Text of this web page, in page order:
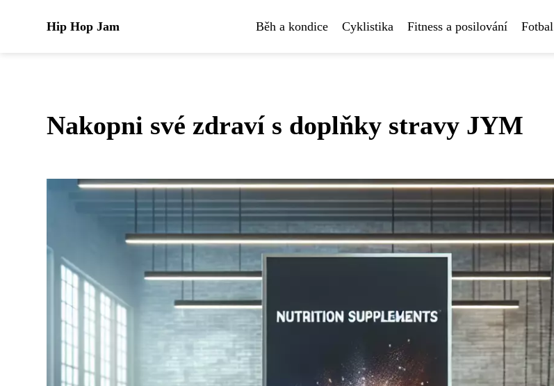
Hip Hop Jam Běh a kondice Cyklistika Fitness a posilování Fotbal
Nakopni své zdraví s doplňky stravy JYM